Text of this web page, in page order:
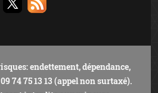
endettement, dépendance,
74 75 13 13 (appel non surtaxé).